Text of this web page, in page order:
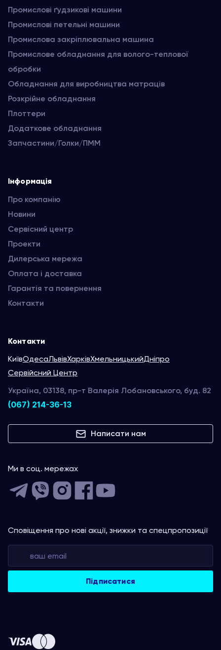
Промислові ґудзикові машини
Промислові петельні машини
Промислова закріплювальна машина
Промислове обладнання для волого-теплової
обробки
Обладнання для виробництва матраців
Розкрійне обладнання
Плоттери
Додаткове обладнання
Запчастини/Голки/ПММ
Інформація
Про компанію
Новини
Сервісний центр
Проекти
Дилерська мережа
Оплата і доставка
Гарантія та повернення
Контакти
Контакти
КиївОдесаЛьвівХарківХмельницькийДніпро
Сервійсний Центр
Україна, 03138, пр-т Валерія Лобановського, буд. 82
(067) 214-36-13
Написати нам
Ми в соц. мережах
Сповіщення про нові акції, знижки та спецпропозиції